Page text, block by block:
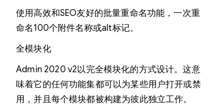
使用高效和SEO友好的批量重命名功能，一次重
命名100个附件名称或alt标记。
全模块化
Admin 2020 v2以完全模块化的方式设计。这意
味着它的任何功能集都可以为某些用户打开或禁
用，并且每个模块都被构建为彼此独立工作。